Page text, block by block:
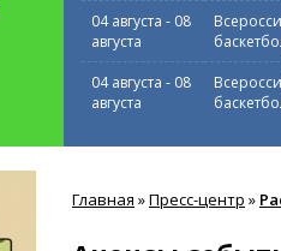
04 августа - 08
августа
04 августа - 08
августа
здесь
Главная »Пресс-центр »